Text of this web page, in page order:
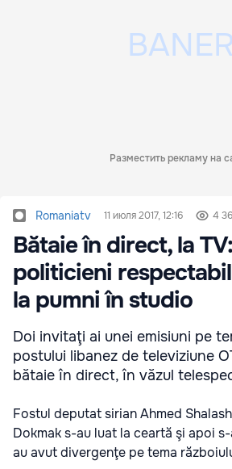
Разместить рекламу на
Romaniatv 11 июля 2017, 12:16 4
Bătaie în direct, la
politicieni
la pumni în studio
Doi invitaţi ai unei emisiuni pe
postului libanez de televiziune
bătaie în direct, în văzul
Fostul deputat sirian Ahmed
Dokmak s-au luat la ceartă şi apoi
au avut divergenţe pe tema